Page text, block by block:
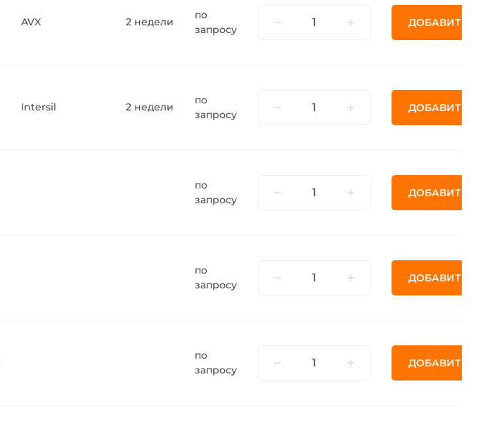
AVX 2 недели
по
запросу
ДОБАВИТЬ
Intersil 2 недели
по
запросу
ДОБАВИТЬ
по
запросу
ДОБАВИТЬ
по
запросу
ДОБАВИТЬ
по
запросу
ДОБАВИТЬ